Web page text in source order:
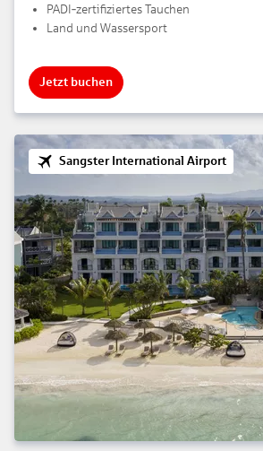
PADI‑zertifiziertes Tauchen
Land und Wassersport
Jetzt buchen
Sangster International Airport